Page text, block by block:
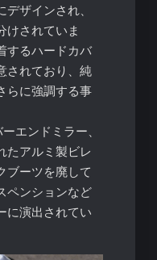
ザインされ、
けされていま
するハードカバ
されており、純
らに強調する事
エンドミラー、
たアルミ製ビレ
ブーツを廃して
ペンションなど
に演出されてい